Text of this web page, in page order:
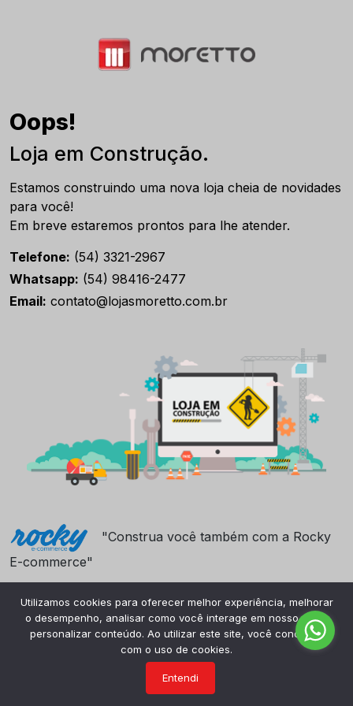
Oops!
Loja em Construção.
Estamos construindo uma nova loja cheia de novidades
para você!
Em breve estaremos prontos para lhe atender.
Telefone: (54) 3321-2967
Whatsapp: (54) 98416-2477
Email: contato@lojasmoretto.com.br
"Construa você também com a Rocky
E-commerce"
Utilizamos cookies para oferecer melhor experiência, melhorar
o desempenho, analisar como você interage em nosso site e
personalizar conteúdo. Ao utilizar este site, você concorda
com o uso de cookies.
Entendi